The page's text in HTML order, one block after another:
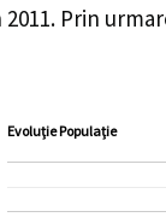
Prin
Evoluție Populație